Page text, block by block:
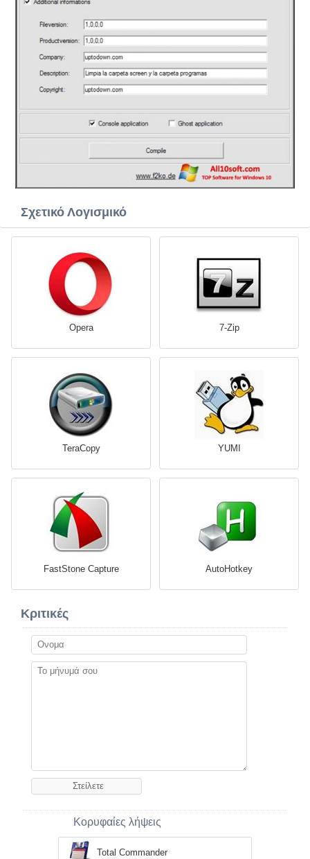
Σχετικό Λογισμικό
Opera 7-Zip
TeraCopy YUMI
FastStone Capture AutoHotkey
Κριτικές
Κορυφαίες λήψεις
Total Commander